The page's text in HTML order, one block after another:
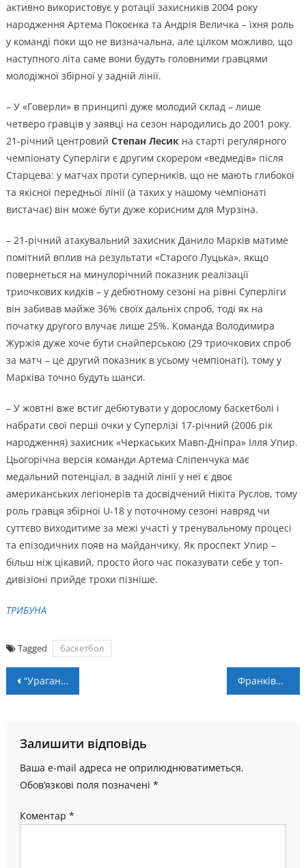
активно використовує у ротації захисників 2004 року
народження Артема Покоєнка та Андрія Величка – їхня роль
у команді поки що не визначальна, але цілком можливо, що
наступного літа саме вони будуть головними гравцями
молодіжної збірної у задній лінії.
– У «Говерли» в принципі дуже молодий склад – лише
четверо гравців у заявці на сезон народились до 2001 року.
21-річний центровий Степан Лесикна старті регулярного
чемпіонату Суперліги є другим скорером «ведмедів» після
Старцева: у матчах проти суперників, що не мають глибокої
та якісної передньої лінії (а таких у нашому чемпіонаті
вистачає) він може бути дуже корисним для Мурзіна.
– 21-річний атакувальний захисник Данило Марків матиме
помітний вплив на результати «Старого Луцька», якщо
повернеться на минулорічний показник реалізації
триочкових кидків – у дебютному сезоні на рівні Суперліги
він забивав майже 36% своїх дальніх спроб, тоді як на
початку другого влучає лише 25%. Команда Володимира
Журжія дуже хоче бути снайперською (29 триочкових спроб
за матч – це другий показник в усьому чемпіонаті), тому у
Марківа точно будуть шанси.
– У жовтні вже встиг дебютувати у дорослому баскетболі і
набрати свої перші очки у Суперлізі 17-річний (2006 рік
народження) захисник «Черкаських Мавп-Дніпра» Ілля Упир.
Цьогорічна версія команди Артема Сліпенчука має
медальний потенціал, в задній лінії у неї є двоє
американських легіонерів та досвідчений Нікіта Руслов, тому
роль гравця збірної U-18 у поточному сезоні навряд чи
суттєво виходитиме за межі участі у тренувальному процесі
та епізодичних появ на майданчику. Як проспект Упир –
більш ніж цікавий, просто його час показувати себе у топ-
дивізіоні прийде трохи пізніше.
ТРИБУНА
Tagged баскетбол
Навігація
“Ураган” – “Енергія”. Анонс матчу та пряма трансляція Франківці перервали безпрограшну серію
Залишити відповідь
Ваша e-mail адреса не оприлюднюватиметься.
Обов’язкові поля позначені *
Коментар *